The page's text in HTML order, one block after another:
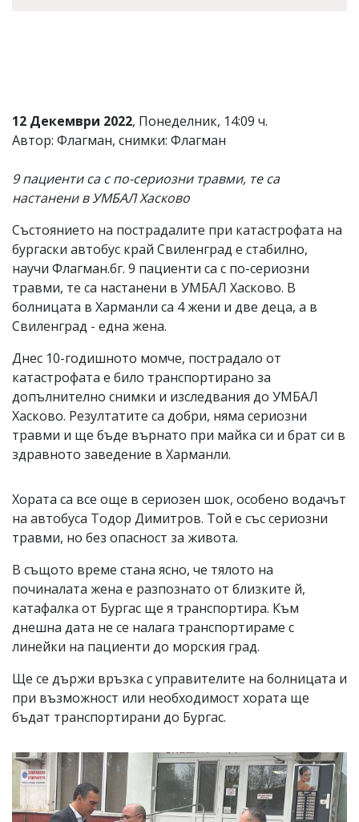
12 Декември 2022, Понеделник, 14:09 ч.
Автор: Флагман, снимки: Флагман
9 пациенти са с по-сериозни травми, те са
настанени в УМБАЛ Хасково
Състоянието на пострадалите при катастрофата на
бургаски автобус край Свиленград е стабилно,
научи Флагман.бг. 9 пациенти са с по-сериозни
травми, те са настанени в УМБАЛ Хасково. В
болницата в Харманли са 4 жени и две деца, а в
Свиленград - една жена.
Днес 10-годишното момче, пострадало от
катастрофата е било транспортирано за
допълнително снимки и изследвания до УМБАЛ
Хасково. Резултатите са добри, няма сериозни
травми и ще бъде върнато при майка си и брат си в
здравното заведение в Харманли.
Хората са все още в сериозен шок, особено водачът
на автобуса Тодор Димитров. Той е със сериозни
травми, но без опасност за живота.
В същото време стана ясно, че тялото на
починалата жена е разпознато от близките й,
катафалка от Бургас ще я транспортира. Към
днешна дата не се налага транспортираме с
линейки на пациенти до морския град.
Ще се държи връзка с управителите на болницата и
при възможност или необходимост хората ще
бъдат транспортирани до Бургас.